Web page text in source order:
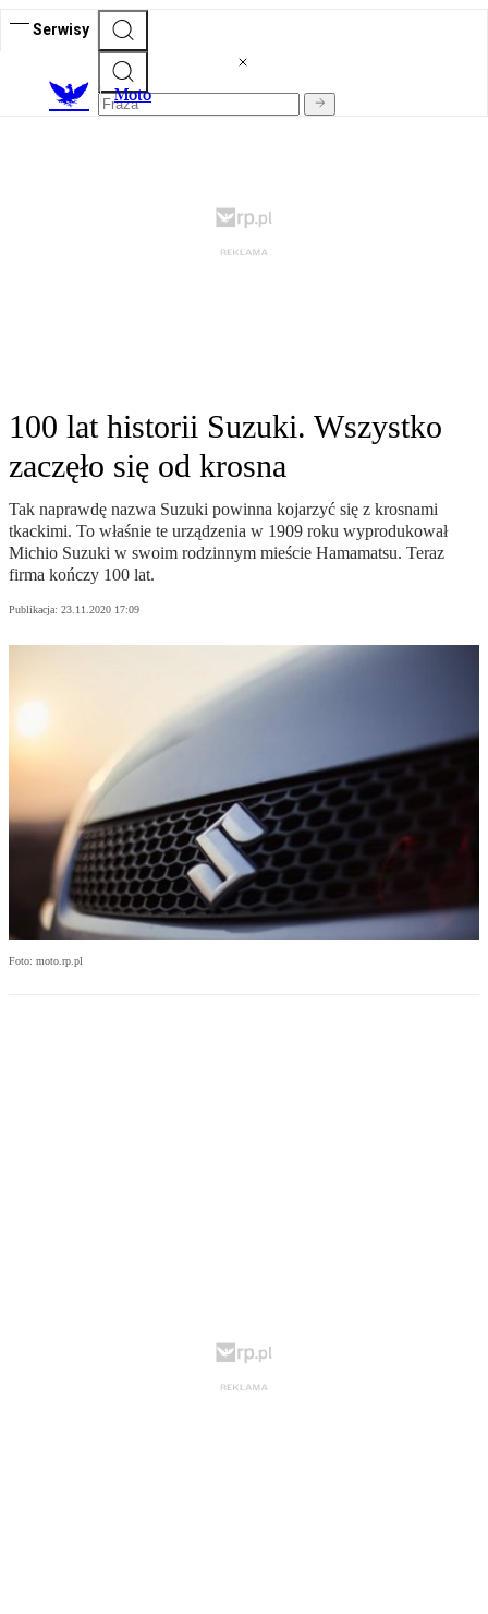
Serwisy
Moto
100 lat historii Suzuki. Wszystko
zaczęło się od krosna
Tak naprawdę nazwa Suzuki powinna kojarzyć się z krosnami
tkackimi. To właśnie te urządzenia w 1909 roku wyprodukował
Michio Suzuki w swoim rodzinnym mieście Hamamatsu. Teraz
firma kończy 100 lat.
Publikacja: 23.11.2020 17:09
Foto: moto.rp.pl